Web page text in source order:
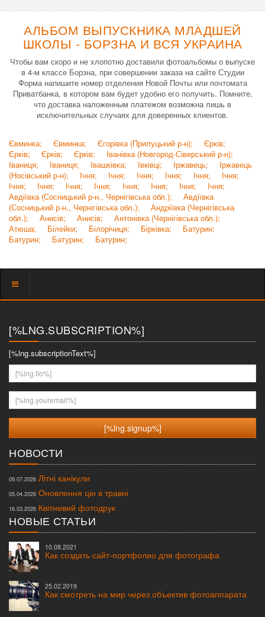
АЛЬБОМ ВЫПУСКНИКА МЛАДШЕЙ
ШКОЛЫ - БОРЗНА И ВСЯ УКРАИНА
Чтобы вам скоро и не хлопотно доставили фотоальбомы о выпуске
в 4-м классе Борзна, при совершении заказа на сайте Студии
Форма напишите номер отделения Новой Почты или почтомата
Приватбанка, в котором вам будет удобно его получить. Помните,
что доставка наложенным платежом возможна лишь в
исключительных случаях для доверенных клиентов.
Євминка; Євминка; Єгорівка (Прилуцький р-н);
Єрків;
Єрків;
Єрків; Єрків;
Іванівка (Новгород-Сіверський р-н);
Іваниця;
Іваниця; Івашківка; Івківці; Іржавець;
Іржавець
(Носівський р-н);
Ічня; Ічня; Ічня; Ічня; Ічня;
Ічня;
Ічня;
Ічня; Ічня; Ічня; Ічня; Ічня; Ічня;
Ічня;
Авдіївка (Сосницький р-н., Чернігівська обл.);
Авдіївка
(Сосницький р-н., Чернігівська обл.);
Андріївка (Чернігівська
обл.);
Анисів; Анисів;
Антонівка (Чернігівська обл.);
Атюша;
Білейки; Білорічиця; Бірківка;
Батурин;
Батурин;
Батурин; Батурин;
Показать
[%LNG.SUBSCRIPTION%]
[%lng.subscriptionText%]
[%lng.fio%]
[%lng.youremail%]
НОВОСТИ
09.07.2026 Літні канікули
05.04.2026 Оновлення цін в травні
16.03.2026 Квітневий фотодрук
НОВЫЕ СТАТЬИ
10.08.2021
Как создать сайт-портфолио для фотографа
25.02.2019
Как смотреть на мир через объектив фотоаппарата